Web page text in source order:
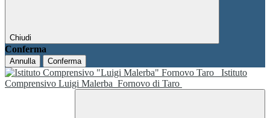
Chiudi
Conferma
Annulla Conferma
Istituto
Comprensivo Luigi Malerba Fornovo di Taro